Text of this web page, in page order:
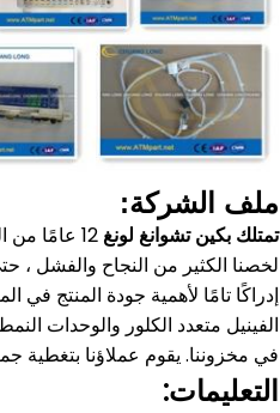
ملف الشركة:
تمتلك بكين تشوانغ لونغ
لخصنا الكثير من النجاح والفشل ،
إدراكًا تامًا لأهمية جودة المنتج
الفينيل متعدد الكلور والوحدات
في مخزوننا.يقوم عملاؤنا بتغطية
التعليمات: